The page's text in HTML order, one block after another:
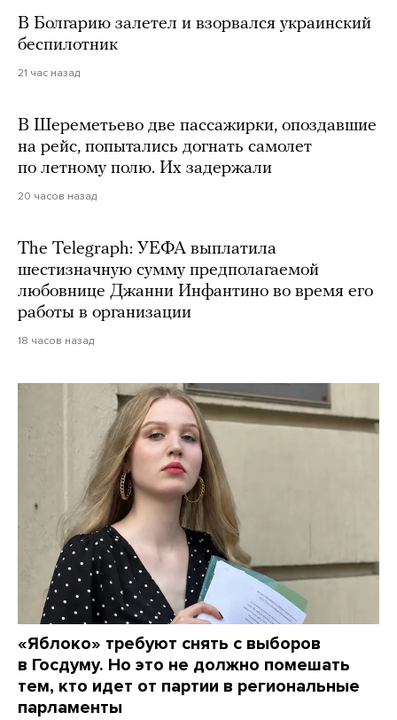
В Болгарию залетел и взорвался украинский
беспилотник
21 час назад
В Шереметьево две пассажирки, опоздавшие
на рейс, попытались догнать самолет
по летному полю. Их задержали
20 часов назад
The Telegraph: УЕФА выплатила
шестизначную сумму предполагаемой
любовнице Джанни Инфантино во время его
работы в организации
18 часов назад
«Яблоко» требуют снять с выборов
в Госдуму. Но это не должно помешать
тем, кто идет от партии в региональные
парламенты